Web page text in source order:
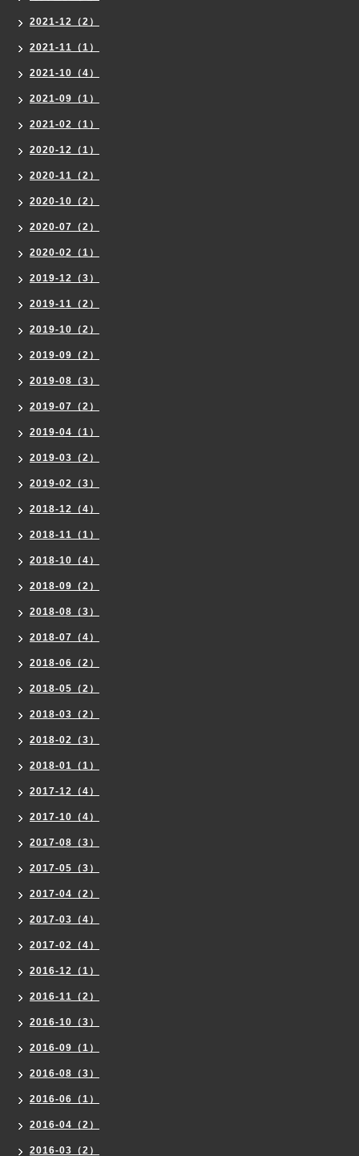
2021-12（2）
2021-11（1）
2021-10（4）
2021-09（1）
2021-02（1）
2020-12（1）
2020-11（2）
2020-10（2）
2020-07（2）
2020-02（1）
2019-12（3）
2019-11（2）
2019-10（2）
2019-09（2）
2019-08（3）
2019-07（2）
2019-04（1）
2019-03（2）
2019-02（3）
2018-12（4）
2018-11（1）
2018-10（4）
2018-09（2）
2018-08（3）
2018-07（4）
2018-06（2）
2018-05（2）
2018-03（2）
2018-02（3）
2018-01（1）
2017-12（4）
2017-10（4）
2017-08（3）
2017-05（3）
2017-04（2）
2017-03（4）
2017-02（4）
2016-12（1）
2016-11（2）
2016-10（3）
2016-09（1）
2016-08（3）
2016-06（1）
2016-04（2）
2016-03（2）